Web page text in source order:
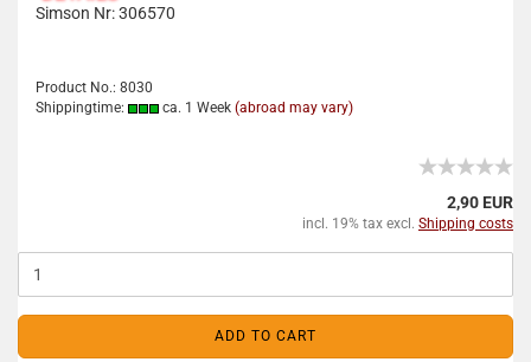
Simson Nr:306570
Product No.: 8030
Shippingtime:
ca. 1 Week (abroad may vary)
2,90 EUR
incl. 19% tax excl. Shipping costs
ADD TO CART